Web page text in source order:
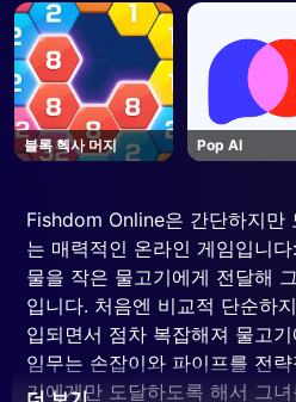
블록 헥사 머지 Pop AI
Fishdom Online은 간단하지만
는 매력적인 온라인 게임입니
물을 작은 물고기에게 전달해
입니다. 처음엔 비교적 단순하
입되면서 점차 복잡해져 물고
임무는 손잡이와 파이프를 전
기에게만 도달하도록 해서 그